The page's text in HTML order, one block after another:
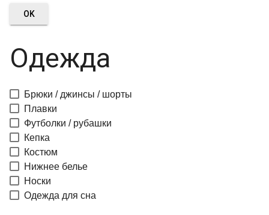
OK
Одежда
Брюки / джинсы / шорты
Плавки
Футболки / рубашки
Кепка
Костюм
Нижнее белье
Носки
Одежда для сна